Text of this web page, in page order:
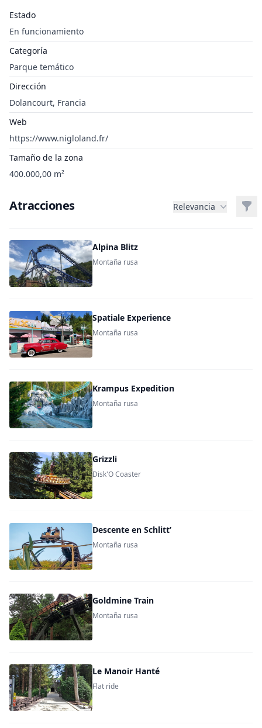
Estado
En funcionamiento
Categoría
Parque temático
Dirección
Dolancourt, Francia
Web
https://www.nigloland.fr/
Tamaño de la zona
400.000,00 m²
Atracciones Relevancia
Alpina Blitz
Montaña rusa
Spatiale Experience
Montaña rusa
Krampus Expedition
Montaña rusa
Grizzli
Disk'O Coaster
Descente en Schlitt’
Montaña rusa
Goldmine Train
Montaña rusa
Le Manoir Hanté
Flat ride